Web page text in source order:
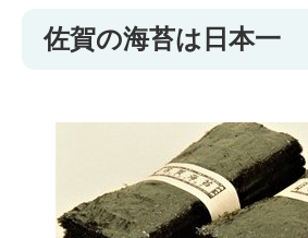
佐賀の海苔は日本一